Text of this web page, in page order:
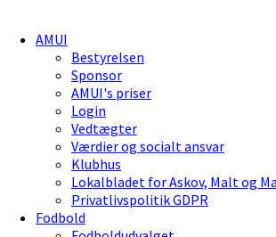
AMUI
Bestyrelsen
Sponsor
AMUI's priser
Login
Vedtægter
Værdier og socialt ansvar
Klubhus
Lokalbladet for Askov, Malt og
Privatlivspolitik GDPR
Fodbold